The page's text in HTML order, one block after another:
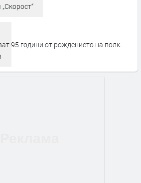
95 години от рождението на полк.